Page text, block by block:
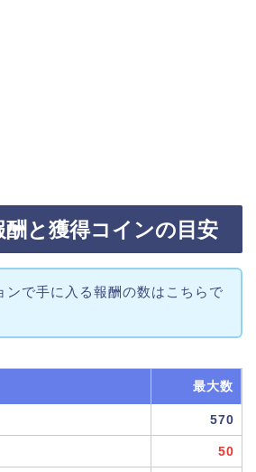
酬と獲得コインの目安
ンで手に入る報酬の数はこちらで
最大数
570
50